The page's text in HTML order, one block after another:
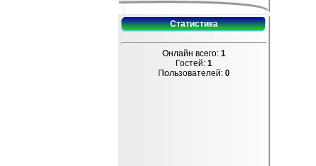
Статистика
Онлайн всего: 1
Гостей: 1
Пользователей: 0